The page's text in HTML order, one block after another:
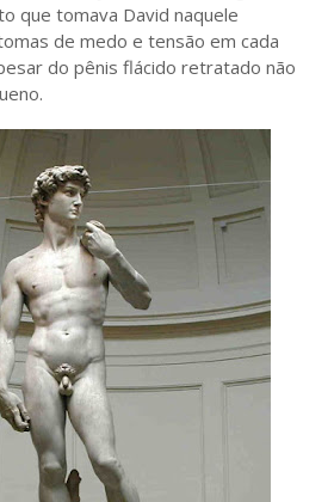
que tomava David naquele
de medo e tensão em cada
do pênis flácido retratado não